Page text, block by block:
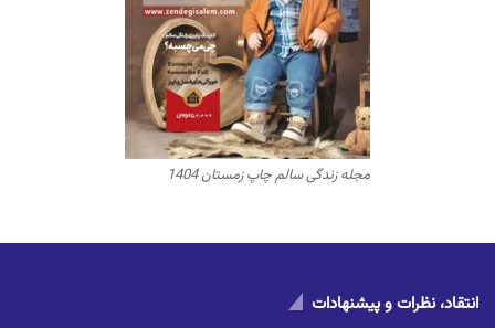
مجله زندگی سالم چاپ زمستان 1404
انتقاد، نظرات و پیشنهادات